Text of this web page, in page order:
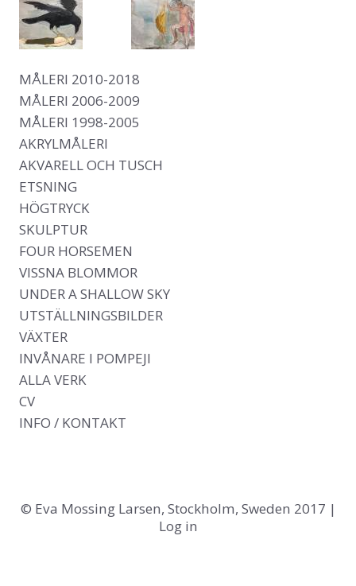
Main navigation
MÅLERI 2010-2018
MÅLERI 2006-2009
MÅLERI 1998-2005
AKRYLMÅLERI
AKVARELL OCH TUSCH
ETSNING
HÖGTRYCK
SKULPTUR
FOUR HORSEMEN
VISSNA BLOMMOR
UNDER A SHALLOW SKY
UTSTÄLLNINGSBILDER
VÄXTER
INVÅNARE I POMPEJI
ALLA VERK
CV
INFO / KONTAKT
© Eva Mossing Larsen, Stockholm, Sweden 2017 |
Log in